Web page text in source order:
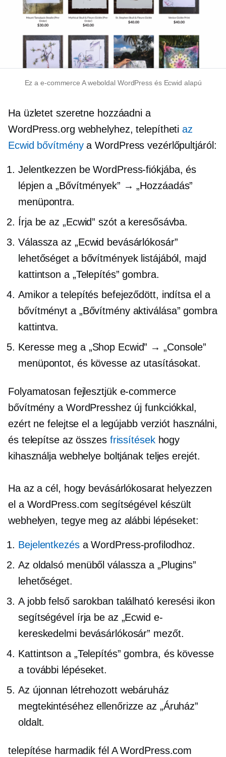
Ez ae-commerce A weboldal WordPress és Ecwid alapú
Ha üzletet szeretne hozzáadni a
WordPress.org webhelyhez, telepíthetiaz
Ecwid bővítménya WordPress vezérlőpultjáról:
Jelentkezzen be WordPress-fiókjába, és
lépjen a „Bővítmények” → „Hozzáadás”
menüpontra.
Írja be az „Ecwid” szót a keresősávba.
Válassza az „Ecwid bevásárlókosár”
lehetőséget a bővítmények listájából, majd
kattintson a „Telepítés” gombra.
Amikor a telepítés befejeződött, indítsa el a
bővítményt a „Bővítmény aktiválása” gombra
kattintva.
Keresse meg a „Shop Ecwid” → „Console”
menüpontot, és kövesse az utasításokat.
Folyamatosan fejlesztjük e-commerce
bővítmény a WordPresshez új funkciókkal,
ezért ne felejtse el a legújabb verziót használni,
és telepítse az összes frissítésekhogy
kihasználja webhelye boltjának teljes erejét.
Ha az a cél, hogy bevásárlókosarat helyezzen
el a WordPress.com segítségével készült
webhelyen, tegye meg az alábbi lépéseket:
Bejelentkezésa WordPress-profilodhoz.
Az oldalsó menüből válassza a „Plugins”
lehetőséget.
A jobb felső sarokban található keresési ikon
segítségével írja be az „Ecwid e-
kereskedelmi bevásárlókosár” mezőt.
Kattintson a „Telepítés” gombra, és kövesse
a további lépéseket.
Az újonnan létrehozott webáruház
megtekintéséhez ellenőrizze az „Áruház”
oldalt.
telepítése harmadik fél A WordPress.com